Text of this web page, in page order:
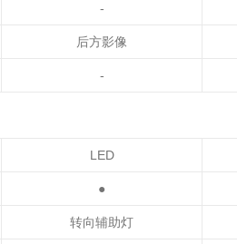
-
后方影像
-
LED
●
转向辅助灯